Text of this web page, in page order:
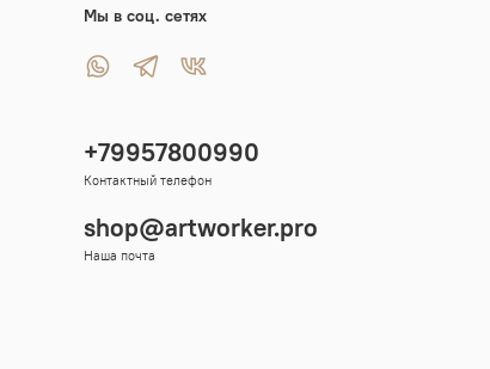
Мы в соц. сетях
+79957800990
Контактный телефон
shop@artworker.pro
Наша почта